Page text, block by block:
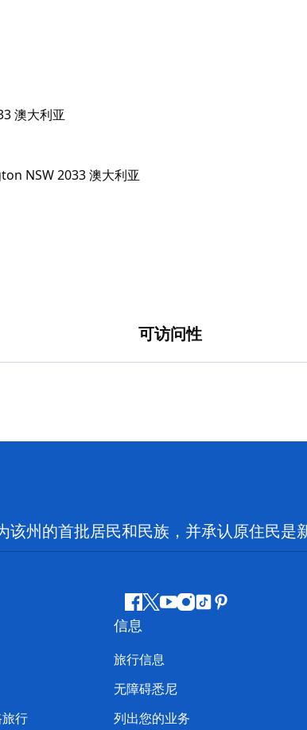
澳大利亚
可访问性
州的首批居民和民族，并承认原住民是
Facebook
叽
喳
喳
YouTube
Instagram
抖 Pinterest
行
信息
旅行信息
无障碍悉尼
列出您的业务